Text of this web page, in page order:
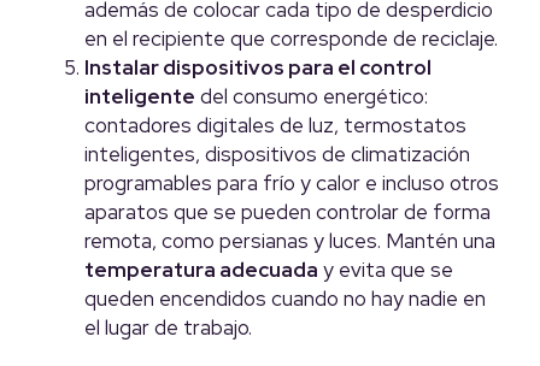
además de colocar cada tipo de desperdicio
en el recipiente que corresponde de reciclaje.
Instalardispositivos para el control
inteligente del consumo energético:
contadores digitales de luz, termostatos
inteligentes, dispositivos de climatización
programables para frío y calor e incluso otros
aparatos que se pueden controlar de forma
remota, como persianas y luces. Mantén una
temperatura adecuada y evita que se
queden encendidos cuando no hay nadie en
el lugar de trabajo.